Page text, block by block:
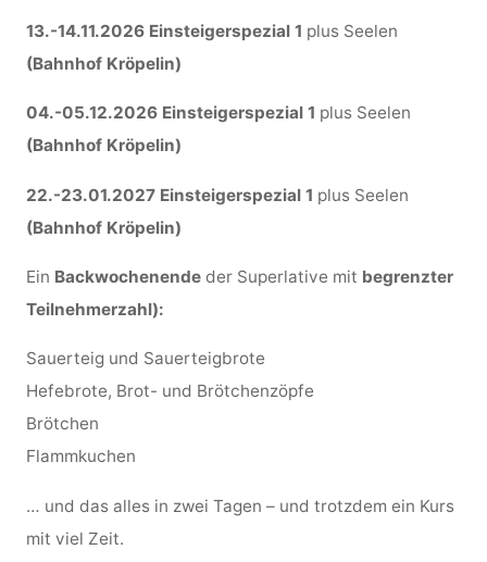
13.-14.11.2026 Einsteigerspezial 1 plus Seelen
(Bahnhof Kröpelin)
04.-05.12.2026 Einsteigerspezial 1 plus Seelen
(Bahnhof Kröpelin)
22.-23.01.2027 Einsteigerspezial 1 plus Seelen
(Bahnhof Kröpelin)
Ein Backwochenende der Superlative mit begrenzter
Teilnehmerzahl):
Sauerteig und Sauerteigbrote
Hefebrote, Brot- und Brötchenzöpfe
Brötchen
Flammkuchen
… und das alles in zwei Tagen – und trotzdem ein Kurs
mit viel Zeit.